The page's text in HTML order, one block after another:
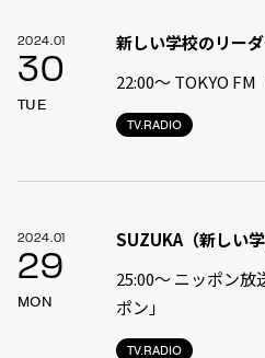
2024.01
30
TUE
TV.RADIO
新しい学校のリー
22:00〜 TOKYO FM
2024.01
29
MON
TV.RADIO
SUZUKA（新しい
25:00〜 ニッポン
ポン」